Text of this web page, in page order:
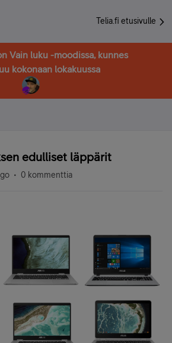
Telia.fi etusivulle
Vain luku -moodissa, kunnes
kokonaan lokakuussa
edulliset läppärit
0 kommenttia